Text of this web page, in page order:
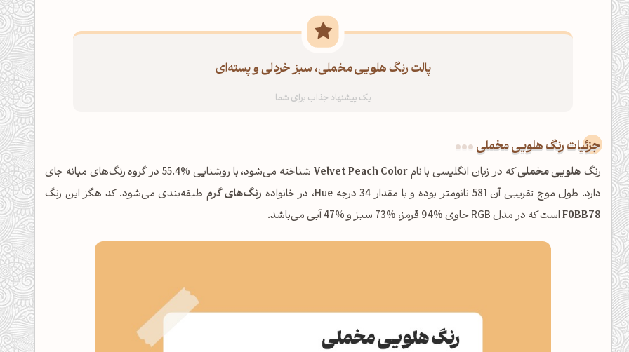
پالت رنگ هلویی مخملی، سبز خردلی و پسته‌ای
جزئیات رنگ هلویی مخملی
رنگهلویی مخملیکه در زبان انگلیسی با نامVelvet Peach Color
شناخته می‌شود، با روشنایی %55.4 در گروه رنگ‌های میانه جای
دارد. طول موج تقریبی آن 581 نانومتر بوده و با مقدار 34 درجه Hue، در خانواده
رنگ‌های گرمطبقه‌بندی می‌شود. کد هگز این رنگ
F0BB78است که در مدل RGB حاوی %94 قرمز، %73 سبز و %47 آبی می‌باشد.
کانال بلـــه